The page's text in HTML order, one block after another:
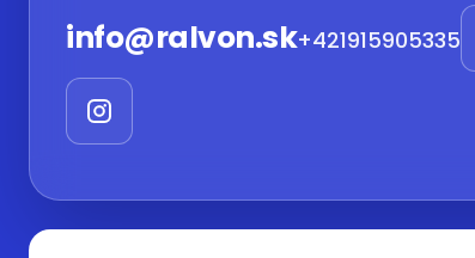
info@ralvon.sk+421915905335